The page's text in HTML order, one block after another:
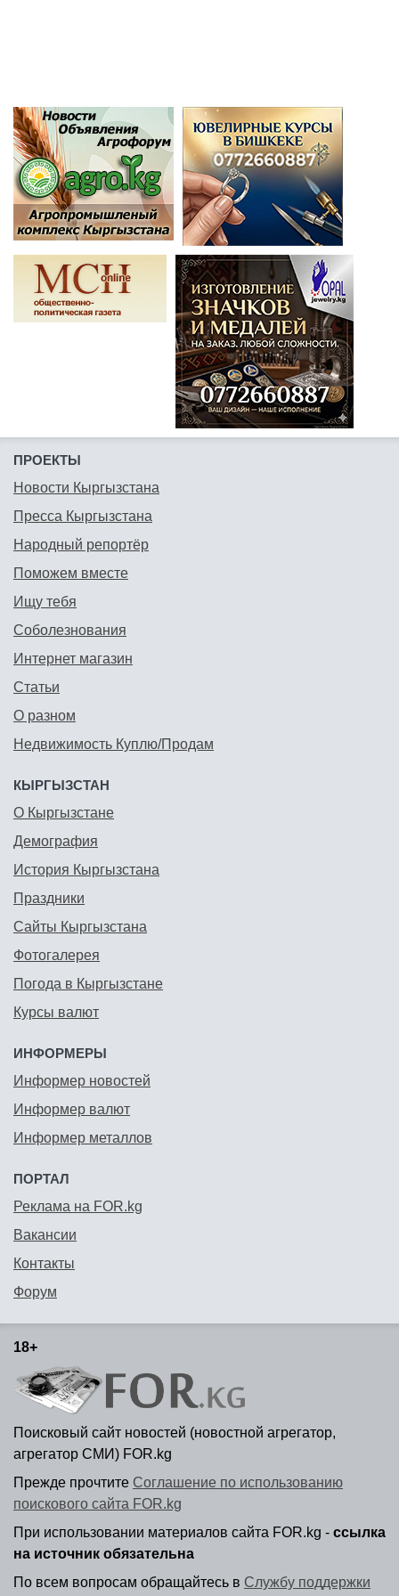
ПРОЕКТЫ
Новости Кыргызстана
Пресса Кыргызстана
Народный репортёр
Поможем вместе
Ищу тебя
Соболезнования
Интернет магазин
Статьи
О разном
Недвижимость Куплю/Продам
КЫРГЫЗСТАН
О Кыргызстане
Демография
История Кыргызстана
Праздники
Сайты Кыргызстана
Фотогалерея
Погода в Кыргызстане
Курсы валют
ИНФОРМЕРЫ
Информер новостей
Информер валют
Информер металлов
ПОРТАЛ
Реклама на FOR.kg
Вакансии
Контакты
Форум
18+
Поисковый сайт новостей (новостной агрегатор,
агрегатор СМИ) FOR.kg
Прежде прочтите Соглашение по использованию
поискового сайта FOR.kg
При использовании материалов сайта FOR.kg - ссылка
на источник обязательна
По всем вопросам обращайтесь в Службу поддержки